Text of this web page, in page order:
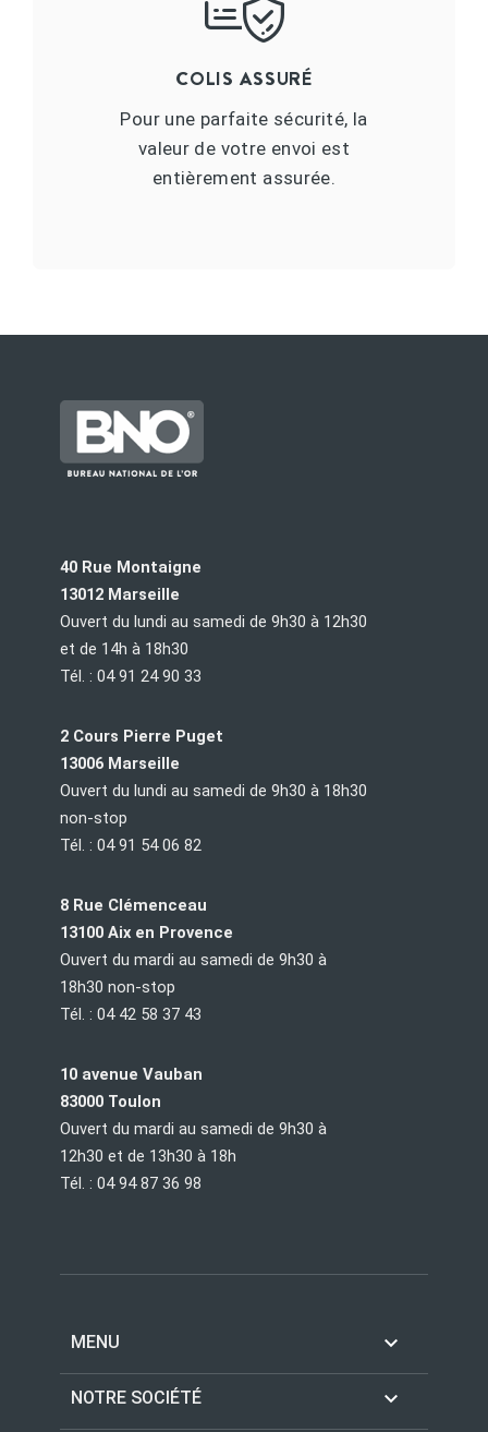
COLIS ASSURÉ
Pour une parfaite sécurité, la
valeur de votre envoi est
entièrement assurée.
40 Rue Montaigne
13012 Marseille
Ouvert du lundi au samedi de 9h30 à 12h30
et de 14h à 18h30
Tél. : 04 91 24 90 33
2 Cours Pierre Puget
13006 Marseille
Ouvert du lundi au samedi de 9h30 à 18h30
non-stop
Tél. : 04 91 54 06 82
8 Rue Clémenceau
13100 Aix en Provence
Ouvert du mardi au samedi de 9h30 à
18h30 non-stop
Tél. : 04 42 58 37 43
10 avenue Vauban
83000 Toulon
Ouvert du mardi au samedi de 9h30 à
12h30 et de 13h30 à 18h
Tél. : 04 94 87 36 98
MENU 
NOTRE SOCIÉTÉ 